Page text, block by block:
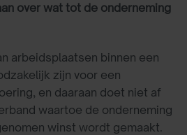
over wat tot de onderneming
arbeidsplaatsen binnen een
zijn voor een
en daaraan doet niet af
waartoe de onderneming
winst wordt gemaakt.